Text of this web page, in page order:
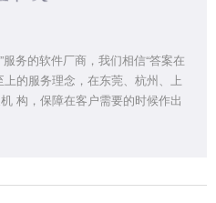
服务的软件厂商，我们相信“答案在
的服务理念，在东莞、杭州、上
构，保障在客户需要的时候作出